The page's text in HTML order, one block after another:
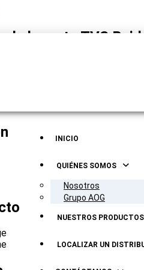
de la moto TVS
INICIO
QUIÉNES SOMOS
Nosotros
Grupo AOG
NUESTROS PRODUCTOS
LOCALIZAR UN